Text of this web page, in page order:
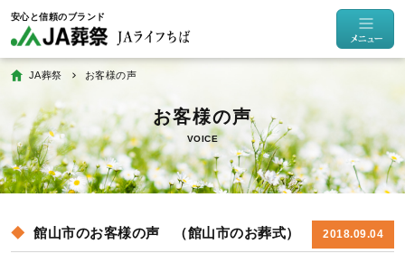
JA葬祭 お客様の声
VOICE
館山市のお客様の声 （館山市のお葬式） 2018.09.04